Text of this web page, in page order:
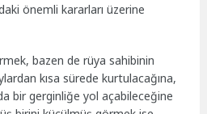
önemli kararları üzerine
bazen de rüya sahibinin
kısa sürede kurtulacağına,
bir gerginliğe yol açabileceğine